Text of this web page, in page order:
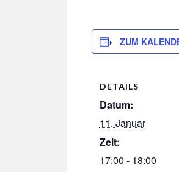
ZUM
DETAILS
Datum:
11. Januar
Zeit:
17:00 - 18:00